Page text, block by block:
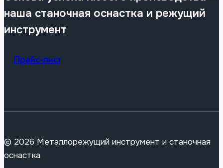
наша станочная оснастка и режущий
инструмент
Прайс-лист
© 2026 Металлорежущий инструмент и станочная
оснастка